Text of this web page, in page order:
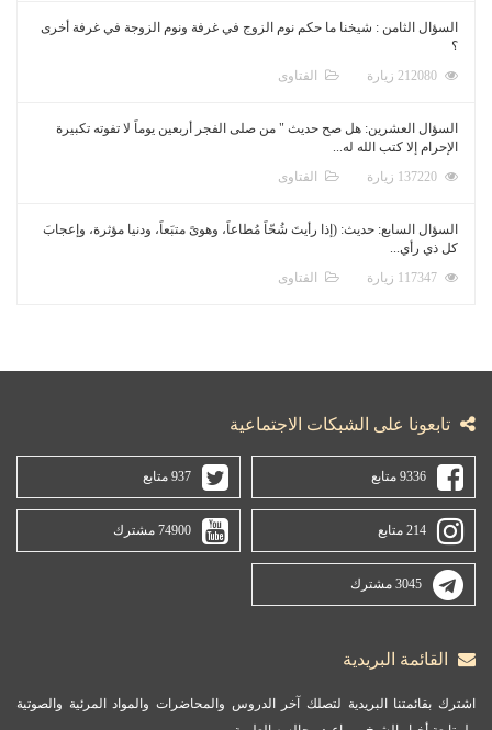
السؤال الثامن : شيخنا ما حكم نوم الزوج في غرفة ونوم الزوجة في غرفة أخرى
؟
الفتاوى
السؤال العشرين: هل صح حديث " من صلى الفجر أربعين يوماً لا تفوته تكبيرة
الإحرام إلا كتب الله له...
الفتاوى
السؤال السابع: حديث: (إذا رأيتَ شُحّاً مُطاعاً، وهوىً متبَعاً، ودنيا مؤثرة، وإعجابَ
كل ذي رأي...
الفتاوى
تابعونا على الشبكات الاجتماعية
9336 متابع 937 متابع
214 متابع 74900 مشترك
3045 مشترك
القائمة البريدية
اشترك بقائمتنا البريدية لتصلك آخر الدروس والمحاضرات والمواد المرئية والصوتية